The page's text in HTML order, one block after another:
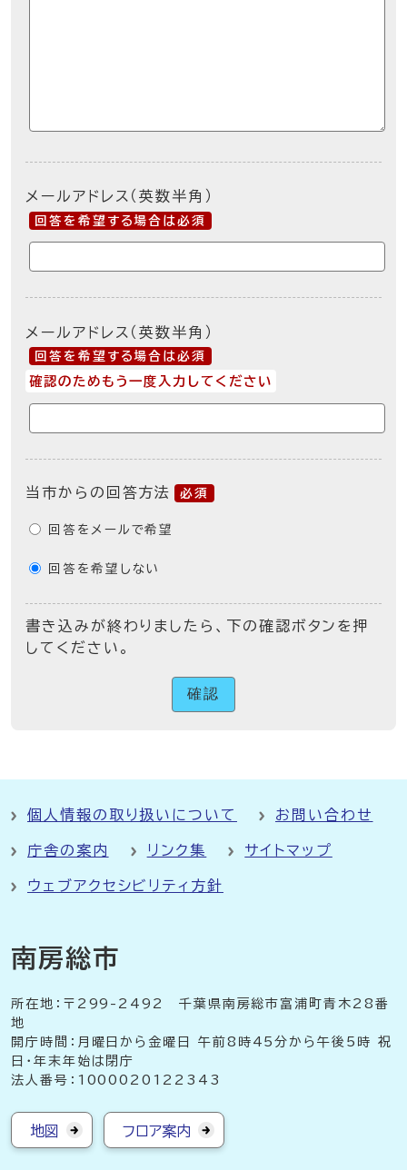
メールアドレス（英数半角）
回答を希望する場合は必須
メールアドレス（英数半角）
回答を希望する場合は必須
確認のためもう一度入力してください
当市からの回答方法 必須
回答をメールで希望
回答を希望しない
書き込みが終わりましたら、下の確認ボタンを押
してください。
確認
個人情報の取り扱いについて お問い合わせ
庁舎の案内 リンク集 サイトマップ
ウェブアクセシビリティ方針
南房総市
所在地：〒299-2492 千葉県南房総市富浦町青木28番
地
開庁時間：月曜日から金曜日 午前8時45分から午後5時 祝
日・年末年始は閉庁
法人番号：1000020122343
地図 フロア案内